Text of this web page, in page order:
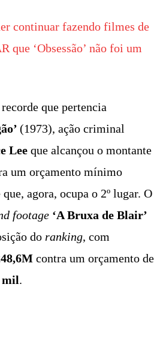
continuar fazendo filmes de
que ‘Obsessão’ não foi um
que pertencia
(1973), ação criminal
Lee que alcançou o montante
um orçamento mínimo
que, agora, ocupa o 2º lugar. O
footage ‘A Bruxa de Blair’
do ranking, com
contra um orçamento de
mil.